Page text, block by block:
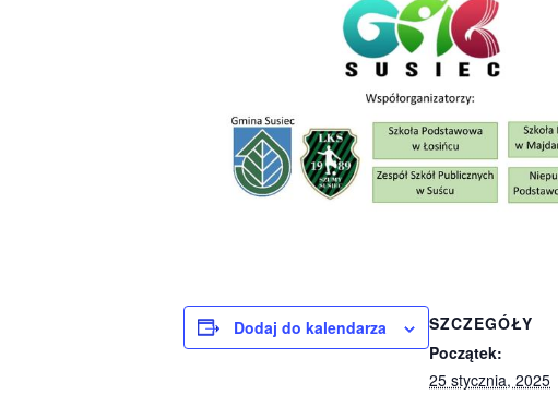
Dodaj do kalendarza
SZCZEGÓŁY
Początek:
25 stycznia, 2025